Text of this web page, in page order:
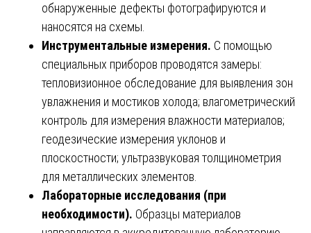
обнаруженные дефекты фотографируются и
наносятся на схемы.
Инструментальные измерения. С помощью
специальных приборов проводятся замеры:
тепловизионное обследование для выявления зон
увлажнения и мостиков холода; влагометрический
контроль для измерения влажности материалов;
геодезические измерения уклонов и
плоскостности; ультразвуковая толщинометрия
для металлических элементов.
Лабораторные исследования (при
необходимости). Образцы материалов